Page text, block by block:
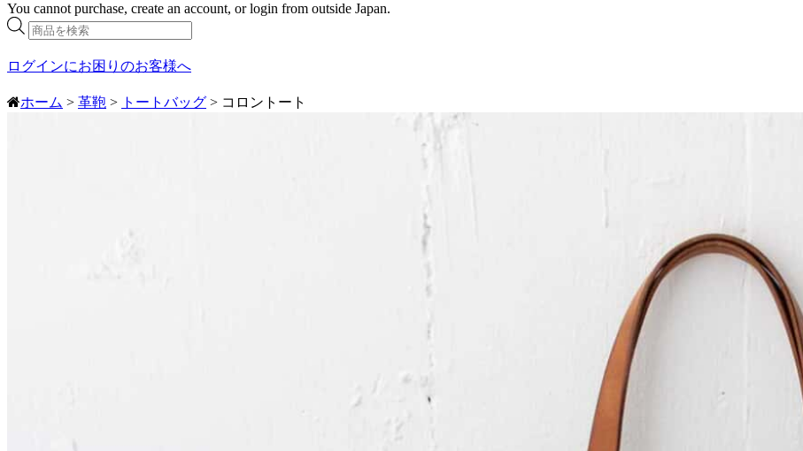
You cannot purchase, create an account, or login from outside Japan.
商
品
検
ログインにお困りのお客様へ
ホーム > 革鞄 > トートバッグ > コロントート